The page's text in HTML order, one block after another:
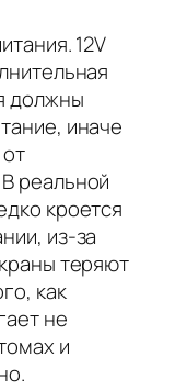
12V
должны
иначе
реальной
кроется
из-за
теряют
как
не
и